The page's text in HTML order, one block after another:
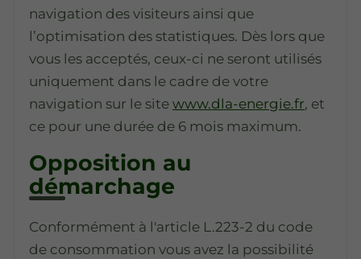
navigation des visiteurs ainsi que
l’optimisation des statistiques. Dès lors que
vous les acceptés, ceux-ci ne seront utilisés
uniquement dans le cadre de votre
navigation sur le sitewww.dla-energie.fr, et
ce pour une durée de 6 mois maximum.
Opposition au
démarchage
Conformément à l'article L.223-2 du code
de consommation vous avez la possibilité